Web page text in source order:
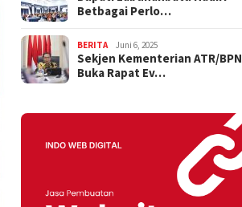
Betbagai Perlo…
BERITA Juni 6, 2025
Sekjen Kementerian ATR/BPN
Buka Rapat Ev…